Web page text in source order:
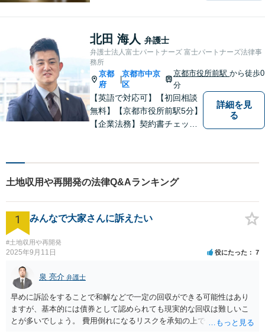
悩みに応じた最良の選択肢を
提案できるよう尽力していま
す。【「京都市役所前駅」3番
出口6分】【駐車場あり】
北田 海人 弁護士
弁護士法人富士パートナーズ 富士パートナーズ法律事
務所
京都
府
京都市中京
区
京都市役所前駅から徒歩0
分
【英語で対応可】【初回相談
無料】【京都市役所前駅5分】
【企業法務】契約書チェッ
導、フリーランス・スタート
アップ支援など、幅広いご相
談に対応【税務訴訟】税務調
査対応、タックスプランニン
グなど。
詳細を見
る
土地収用や再開発の法律Q&Aランキング
1 みんなで大家さんに訴えたい
#土地収用や再開発
2025年9月11日 役にたった 7
泉 亮介 弁護士
早めに訴訟をすることで和解などで一定の回収ができる可能性はあり
ますが、基本的には債券として認められても現実的な回収は難しいこ
とが多いでしょう。 費用倒れになるリスクを承知の上で、やるだけや